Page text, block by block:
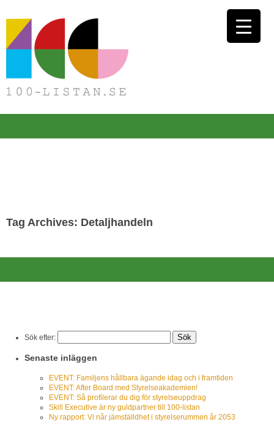
Tag Archives: Detaljhandeln
Sök efter:
Senaste inläggen
EVENT: Familjens hållbara ägande idag och i framtiden
EVENT: After Board med Styrelseakademien!
EVENT: Så profilerar du dig för styrelseuppdrag
Skill Executive är ny guldpartner till 100-listan
Ny rapport: Vi når jämställdhet i styrelserummen år 2053